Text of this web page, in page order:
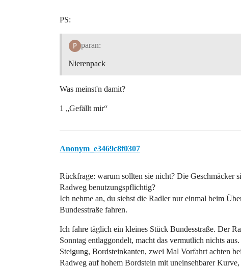
PS:
paran:
Nierenpack
Was meinst'n damit?
1 „Gefällt mir“
Anonym_e3469c8f0307
Rückfrage: warum sollten sie nicht? Die Geschmäcker
Radweg benutzungspflichtig?
Ich nehme an, du siehst die Radler nur einmal beim
Bundesstraße fahren.
Ich fahre täglich ein kleines Stück Bundesstraße. Der
Sonntag entlaggondelt, macht das vermutlich nichts
Steigung, Bordsteinkanten, zwei Mal Vorfahrt achten
Radweg auf hohem Bordstein mit uneinsehbarer